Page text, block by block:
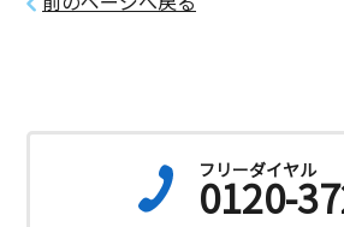
フリーダイヤル
0120-